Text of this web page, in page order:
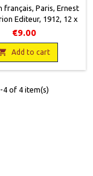
français, Paris, Ernest
Editeur, 1912, 12 x
pages, broché,
Papier jauni.
€9.00
Add to cart
4 of 4 item(s)